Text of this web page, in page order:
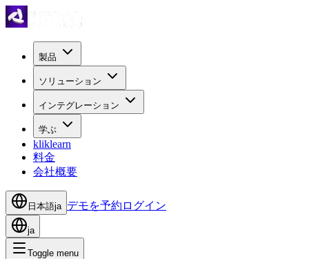
製品
ソリューション
インテグレーション
学ぶ
kliklearn
料金
会社概要
日本語ja デモを予約 ログイン
ja
Toggle menu